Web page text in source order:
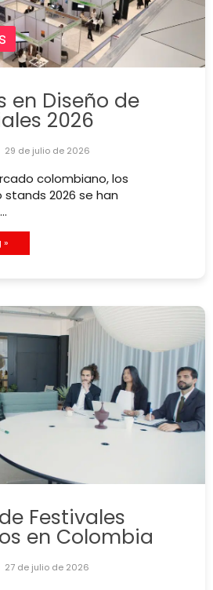
en Diseño de
2026
29 de julio de 2026
colombiano, los
2026 se han
Festivales
en Colombia
27 de julio de 2026